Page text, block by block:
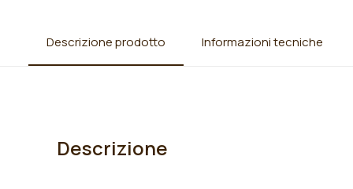
Descrizione prodotto Informazioni tecniche
Descrizione